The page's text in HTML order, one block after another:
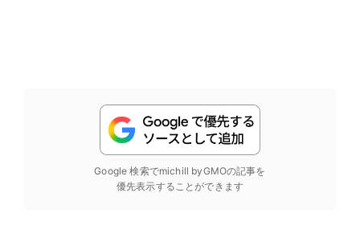
Google 検索でmichill byGMOの記事を
優先表示することができます